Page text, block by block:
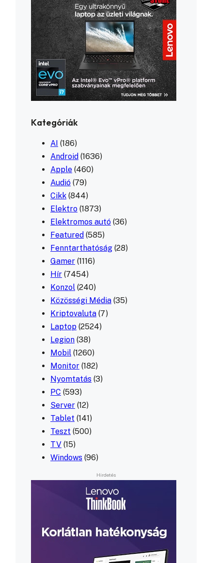
Kategóriák
AI (186)
Android (1636)
Apple (460)
Audió (79)
Cikk (844)
Elektro (1873)
Elektromos autó (36)
Featured (585)
Fenntarthatóság (28)
Gamer (1116)
Hír (7454)
Konzol (240)
Közösségi Média (35)
Kriptovaluta (7)
Laptop (2524)
Legion (38)
Mobil (1260)
Monitor (182)
Nyomtatás (3)
PC (593)
Server (12)
Tablet (141)
Teszt (500)
TV (15)
Windows (96)